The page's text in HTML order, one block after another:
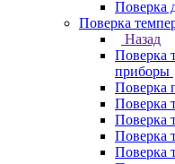
Поверка
Поверка
Назад
Поверка
приборы
Поверка
Поверка
Поверка
Поверка
Поверка